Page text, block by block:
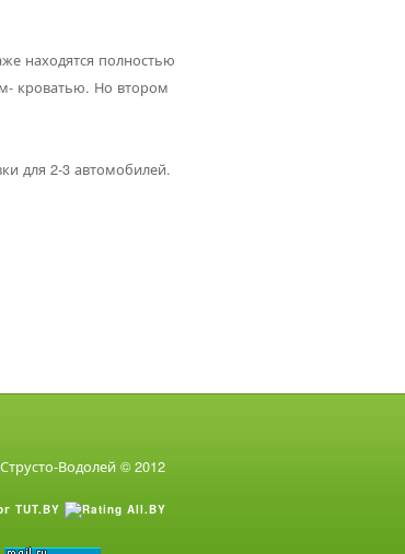
находятся полностью
кроватью. Но втором
для 2-3 автомобилей.
Водолей © 2012